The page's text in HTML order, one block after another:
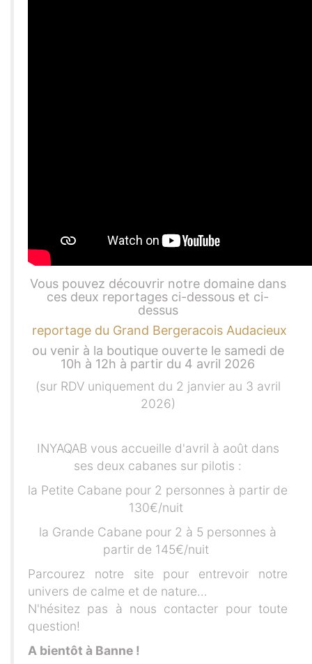
Vous pouvez découvrir notre domaine dans
ces deux reportages ci-dessous et ci-
dessus
reportage du Grand Bergeracois Audacieux
ou venir à la boutique ouverte le samedi de
10h à 12h à partir du 4 avril 2026
(sur RDV uniquement du 2 janvier au 3 avril
2026)
INYAQAB vous accueille d'avril à août dans
ses deux cabanes sur pilotis :
la Petite Cabane pour 2 personnes à partir de
130€/nuit
la Grande Cabane pour 2 à 5 personnes à
partir de 145€/nuit
Parcourez notre site pour entrevoir notre
univers de calme et de nature…
N'hésitez pas à nous contacter pour toute
question!
A bientôt à Banne !